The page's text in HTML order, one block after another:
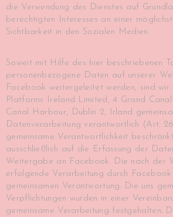
die Verwendung des Dienstes auf
berechtigten Interesses an einer
Sichtbarkeit in den Sozialen Medien.
Soweit mit Hilfe des hier beschriebenen
personenbezogene Daten auf unserer
Facebook weitergeleitet werden, sind
Platforms Ireland Limited, 4 Grand Canal
Canal Harbour, Dublin 2, Irland
Datenverarbeitung verantwortlich (Art.
gemeinsame Verantwortlichkeit
ausschließlich auf die Erfassung der
Weitergabe an Facebook. Die nach der
erfolgende Verarbeitung durch
gemeinsamen Verantwortung. Die uns
Verpflichtungen wurden in einer
gemeinsame Verarbeitung festgehalten.